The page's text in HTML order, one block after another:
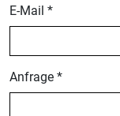
E-Mail *
Anfrage *